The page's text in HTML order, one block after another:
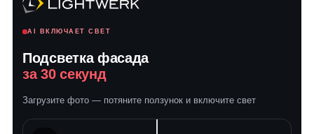
AI ВКЛЮЧАЕТ СВЕТ
Подсветка фасада
за 30 секунд
Загрузите фото — потяните ползунок и включите свет